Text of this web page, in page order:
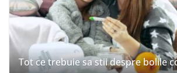
Tot ce trebuie sa stii despre bolile